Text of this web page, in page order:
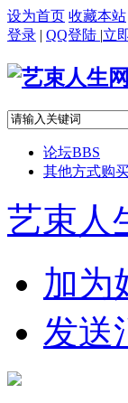
设为首页 收藏本站
登录 | QQ登陆 |立
论坛BBS
其他方式购
艺束人
加为
发送